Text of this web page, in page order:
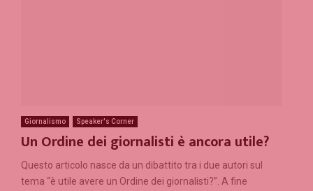
Giornalismo Speaker's Corner
Un Ordine dei giornalisti è ancora utile?
Questo articolo nasce da un dibattito tra i due autori sul
tema “è utile avere un Ordine dei giornalisti?”. A fine